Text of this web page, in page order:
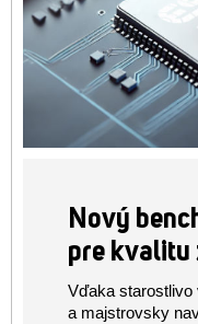
Nový
pre kvalitu
Vďaka starostlivo
a majstrovsky